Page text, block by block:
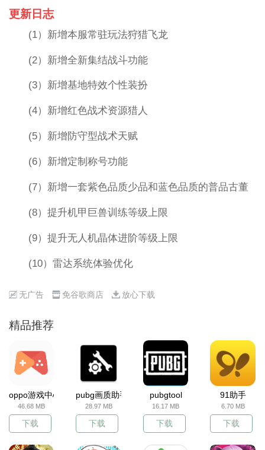
更新日志
(1）新增本服常驻玩法狩猎飞龙
(2）新增全新集结战斗功能
(3）新增基地特效个性装扮
(4）新增红色战术资源猎人
(5）新增防守型战术天赋
(6）新增定制称号功能
(7）新增一套紫色品质少品和蓝色品质的普品古董
(8）提升机甲巨兽训练等级上限
(9）提升无人机晶体进阶等级上限
(10）雷达系统体验优化
无广告 免谷歌商店 放心下载
精品推荐
oppo游戏中心
46.68 MB
下载
pubg画质助手
28.97 MB
下载
pubgtool
16.17 MB
下载
91助手
6.70 MB
下载